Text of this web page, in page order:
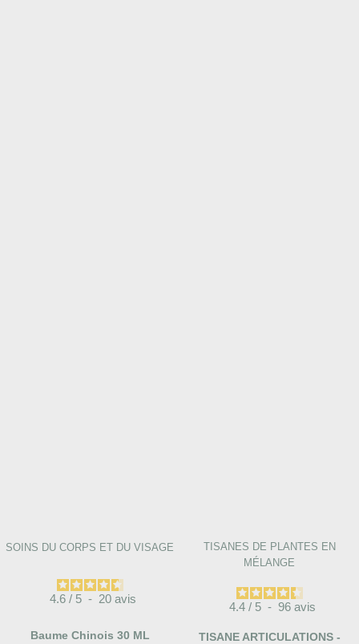
SOINS DU CORPS ET DU VISAGE
4.6 / 5 - 20 avis
Baume Chinois 30 ML
TISANES DE PLANTES EN
MÉLANGE
4.4 / 5 - 96 avis
TISANE ARTICULATIONS -